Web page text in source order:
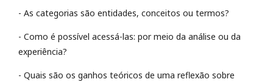
- As categorias são entidades, conceitos ou termos?
- Como é possível acessá-las: por meio da análise ou da
experiência?
- Quais são os ganhos teóricos de uma reflexão sobre